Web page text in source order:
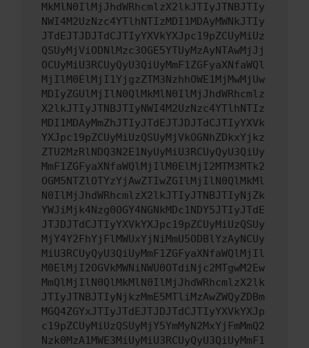
MkMlN0IlMjJhdWRhcmlzX2lkJTIyJTNBJTIy
NWI4M2UzNzc4YTlhNTIzMDI1MDAyMWNkJTIy
JTdEJTJDJTdCJTIyYXVkYXJpc19pZCUyMiUz
QSUyMjViODNlMzc3OGE5YTUyMzAyNTAwMjJj
OCUyMiU3RCUyQyU3QiUyMmF1ZGFyaXNfaWQl
MjIlM0ElMjI1YjgzZTM3NzhhOWE1MjMwMjUw
MDIyZGUlMjIlN0QlMkMlN0IlMjJhdWRhcmlz
X2lkJTIyJTNBJTIyNWI4M2UzNzc4YTlhNTIz
MDI1MDAyMmZhJTIyJTdEJTJDJTdCJTIyYXVk
YXJpc19pZCUyMiUzQSUyMjVkOGNhZDkxYjkz
ZTU2MzRlNDQ3N2E1NyUyMiU3RCUyQyU3QiUy
MmF1ZGFyaXNfaWQlMjIlM0ElMjI2MTM3MTk2
OGM5NTZlOTYzYjAwZTIwZGIlMjIlN0QlMkMl
N0IlMjJhdWRhcmlzX2lkJTIyJTNBJTIyNjZk
YWJiMjk4Nzg0OGY4NGNkMDc1NDY5JTIyJTdE
JTJDJTdCJTIyYXVkYXJpc19pZCUyMiUzQSUy
MjY4Y2FhYjFlMWUxYjNiMmU5ODBlYzAyNCUy
MiU3RCUyQyU3QiUyMmF1ZGFyaXNfaWQlMjIl
M0ElMjI2OGVkMWNiNWU0OTdiNjc2MTgwM2Ew
MmQlMjIlN0QlMkMlN0IlMjJhdWRhcmlzX2lk
JTIyJTNBJTIyNjkzMmE5MTliMzAwZWQyZDBm
MGQ4ZGYxJTIyJTdEJTJDJTdCJTIyYXVkYXJp
c19pZCUyMiUzQSUyMjY5YmMyN2MxYjFmMmQ2
Nzk0MzA1MWE3MiUyMiU3RCUyQyU3QiUyMmF1